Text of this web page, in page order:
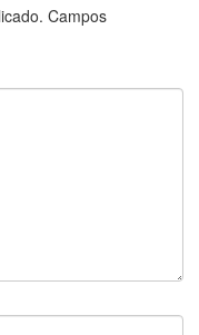
Campos